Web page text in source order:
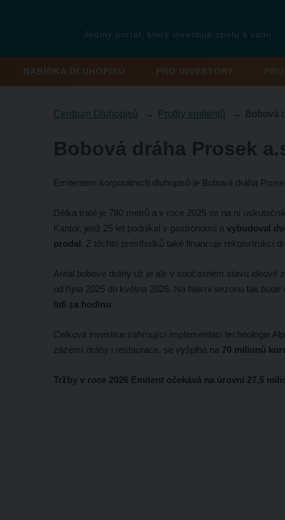
Jediný portál, který investuje spolu s vámi
NABÍDKA DLUHOPISŮ PRO INVESTORY
Centrum Dluhopisů Profily emitentů Bobová
Bobová dráha Prosek
Emitentem korporátních dluhopisů je Bobová dráha
Délka tratě je 780 metrů a v roce 2025 se na ní
Kantor, jenž 25 let podnikal v gastronomii a vybudoval
prodal. Z těchto prostředků také financuje rekonstrukci
Areál bobové dráhy už je ale v současném stavu
od října 2025 do května 2026. Na hlavní sezonu tak
lidí za hodinu.
Celková investice zahrnující implementaci technologie
zázemí dráhy i restaurace, se vyšplhá na 70 milionů
Tržby v roce 2026 Emitent očekává na úrovni 27,5